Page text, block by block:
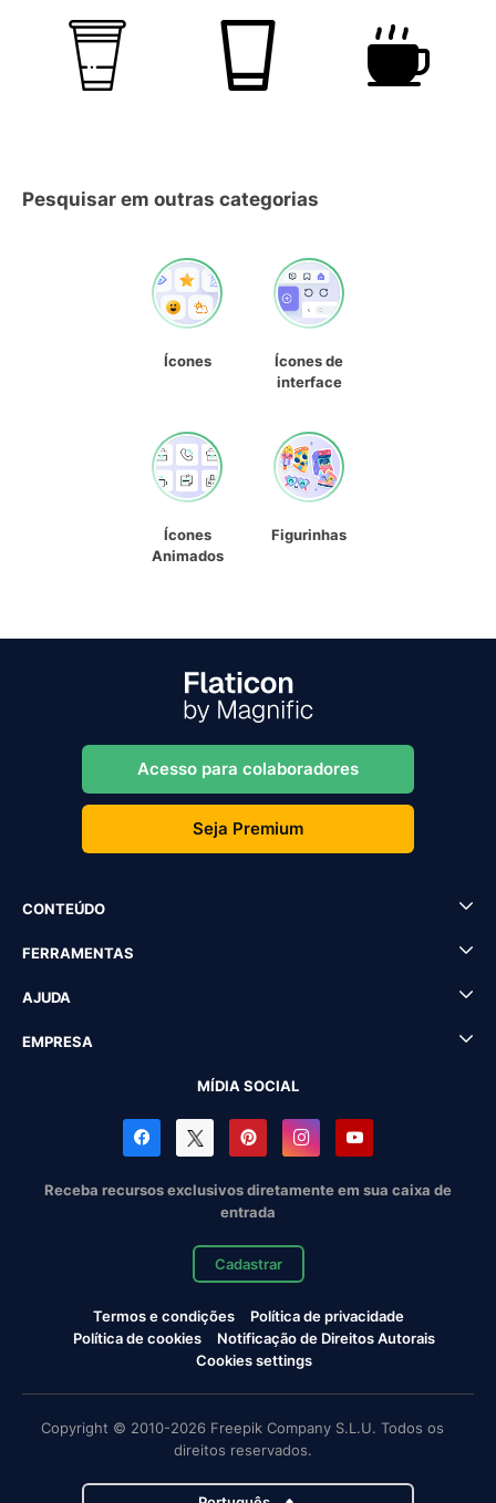
Pesquisar em outras categorias
Ícones
Ícones de
interface
Ícones
Animados
Figurinhas
Acesso para colaboradores
Seja Premium
CONTEÚDO
FERRAMENTAS
AJUDA
EMPRESA
MÍDIA SOCIAL
Receba recursos exclusivos diretamente em sua caixa de
entrada
Cadastrar
Termos e condições
Política de privacidade
Política de cookies
Notificação de Direitos Autorais
Cookies settings
Copyright © 2010-2026 Freepik Company S.L.U. Todos os
direitos reservados.